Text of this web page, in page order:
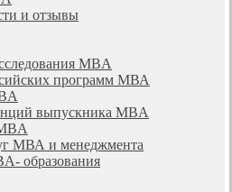
и отзывы
MBA
программ МВА
выпускника MBA
МВА и менеджмента
образования